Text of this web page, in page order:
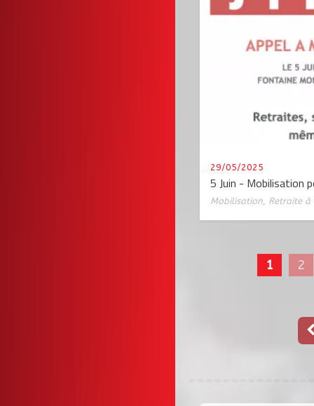
29/05/2025
5 Juin - Mobilisation
Mobilisation, Retraite à
1 2